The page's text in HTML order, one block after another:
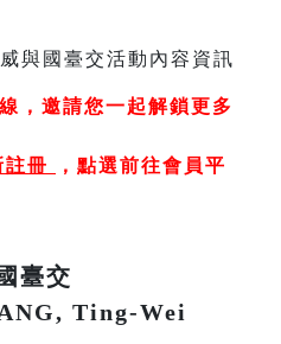
，邀請您一起解鎖更多
註冊 ， 點選前往會員平
臺交
Ting-Wei